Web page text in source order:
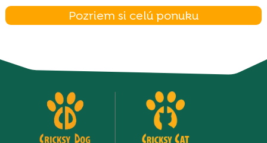
Pozriem si celú ponuku